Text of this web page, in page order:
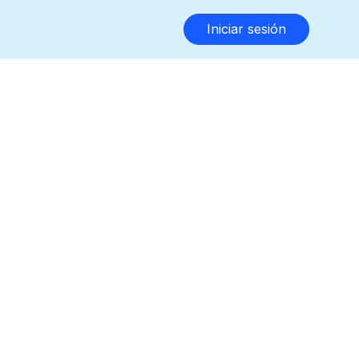
Iniciar sesión